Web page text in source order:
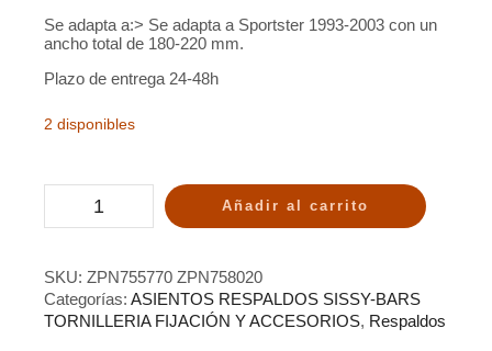
Se adapta a:> Se adapta a Sportster 1993-2003 con un
ancho total de 180-220 mm.
Plazo de entrega 24-48h
2 disponibles
Añadir al carrito
SKU: ZPN755770 ZPN758020
Categorías: ASIENTOS RESPALDOS SISSY-BARS
TORNILLERIA FIJACIÓN Y ACCESORIOS, Respaldos